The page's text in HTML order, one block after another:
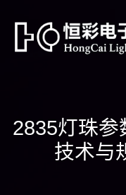
2835灯珠
技术与